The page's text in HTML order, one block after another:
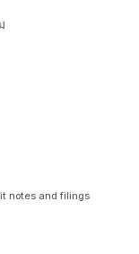
notes and filings